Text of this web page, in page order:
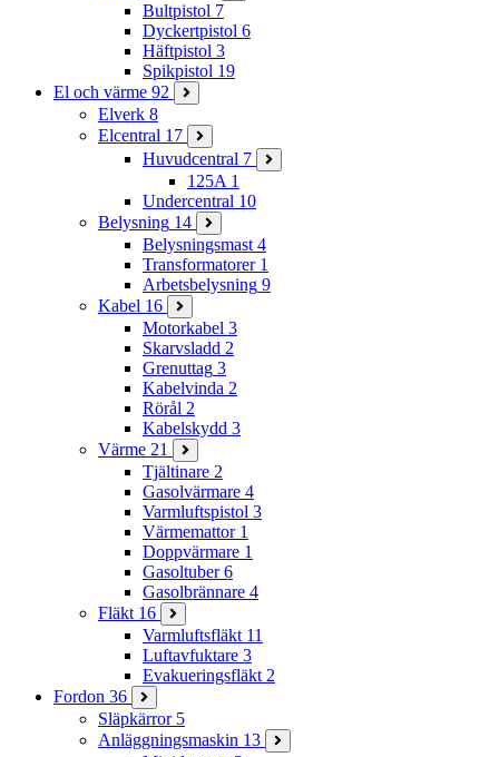
Bultpistol 7
Dyckertpistol 6
Häftpistol 3
Spikpistol 19
El och värme 92
Elverk 8
Elcentral 17
Huvudcentral 7
125A 1
Undercentral 10
Belysning 14
Belysningsmast 4
Transformatorer 1
Arbetsbelysning 9
Kabel 16
Motorkabel 3
Skarvsladd 2
Grenuttag 3
Kabelvinda 2
Rörål 2
Kabelskydd 3
Värme 21
Tjältinare 2
Gasolvärmare 4
Varmluftspistol 3
Värmemattor 1
Doppvärmare 1
Gasoltuber 6
Gasolbrännare 4
Fläkt 16
Varmluftsfläkt 11
Luftavfuktare 3
Evakueringsfläkt 2
Fordon 36
Släpkärror 5
Anläggningsmaskin 13